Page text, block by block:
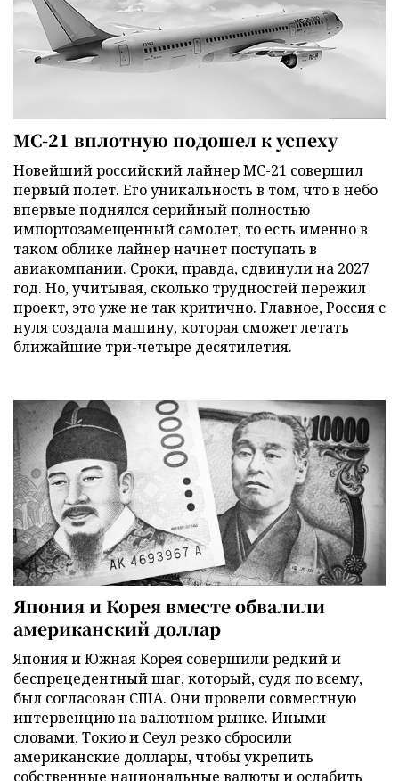
МС-21 вплотную подошел к успеху
Новейший российский лайнер МС-21 совершил
первый полет. Его уникальность в том, что в небо
впервые поднялся серийный полностью
импортозамещенный самолет, то есть именно в
таком облике лайнер начнет поступать в
авиакомпании. Сроки, правда, сдвинули на 2027
год. Но, учитывая, сколько трудностей пережил
проект, это уже не так критично. Главное, Россия с
нуля создала машину, которая сможет летать
ближайшие три-четыре десятилетия.
Япония и Корея вместе обвалили
американский доллар
Япония и Южная Корея совершили редкий и
беспрецедентный шаг, который, судя по всему,
был согласован США. Они провели совместную
интервенцию на валютном рынке. Иными
словами, Токио и Сеул резко сбросили
американские доллары, чтобы укрепить
собственные национальные валюты и ослабить